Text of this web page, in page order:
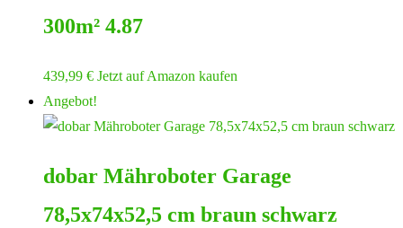
300m² 4.87
439,99 € Jetzt auf Amazon kaufen
Angebot!
dobar Mähroboter Garage
78,5x74x52,5 cm braun schwarz